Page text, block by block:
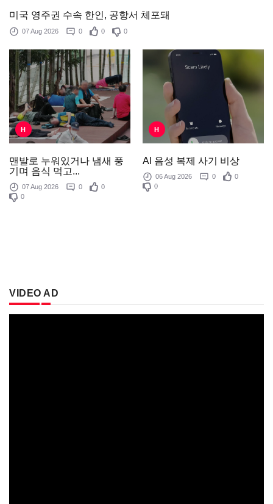
미국 영주권 수속 한인, 공항서 체포돼
07 Aug 2026 0 0 0
H
맨발로 누워있거나 냄새 풍
기며 음식 먹고...
07 Aug 2026 0
0
0
H
AI 음성 복제 사기 비상
06 Aug 2026 0
0
0
VIDEO AD